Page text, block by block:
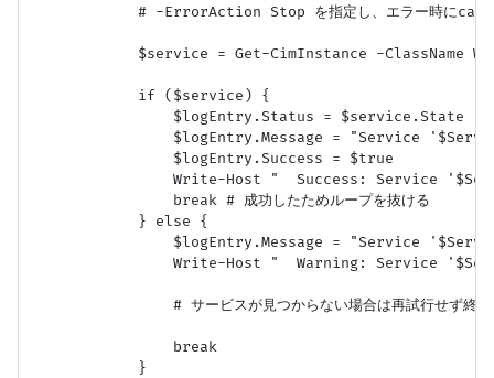
# -ErrorAction Stop を指定し、エラー時にcatch
$service = Get-CimInstance -ClassName
            if ($service) {
                $logEntry.Status = $service.State
$logEntry.Message = "Service
                $logEntry.Success = $true
Write-Host "  Success: Service
                break # 成功したためループを抜ける
            } else {
$logEntry.Message = "Service
Write-Host "  Warning: Service
                # サービスが見つからない場合は再試行せず終了
                break
            }